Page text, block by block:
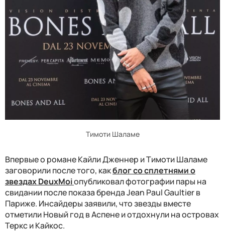
Тимоти Шаламе
Впервые о романе Кайли Дженнер и Тимоти Шаламе
заговорили после того, какблог со сплетнями о
звездах DeuxMoiопубликовал фотографии пары на
свидании после показа бренда Jean Paul Gaultier в
Париже. Инсайдеры заявили, что звезды вместе
отметили Новый год в Аспене и отдохнули на островах
Теркс и Кайкос.